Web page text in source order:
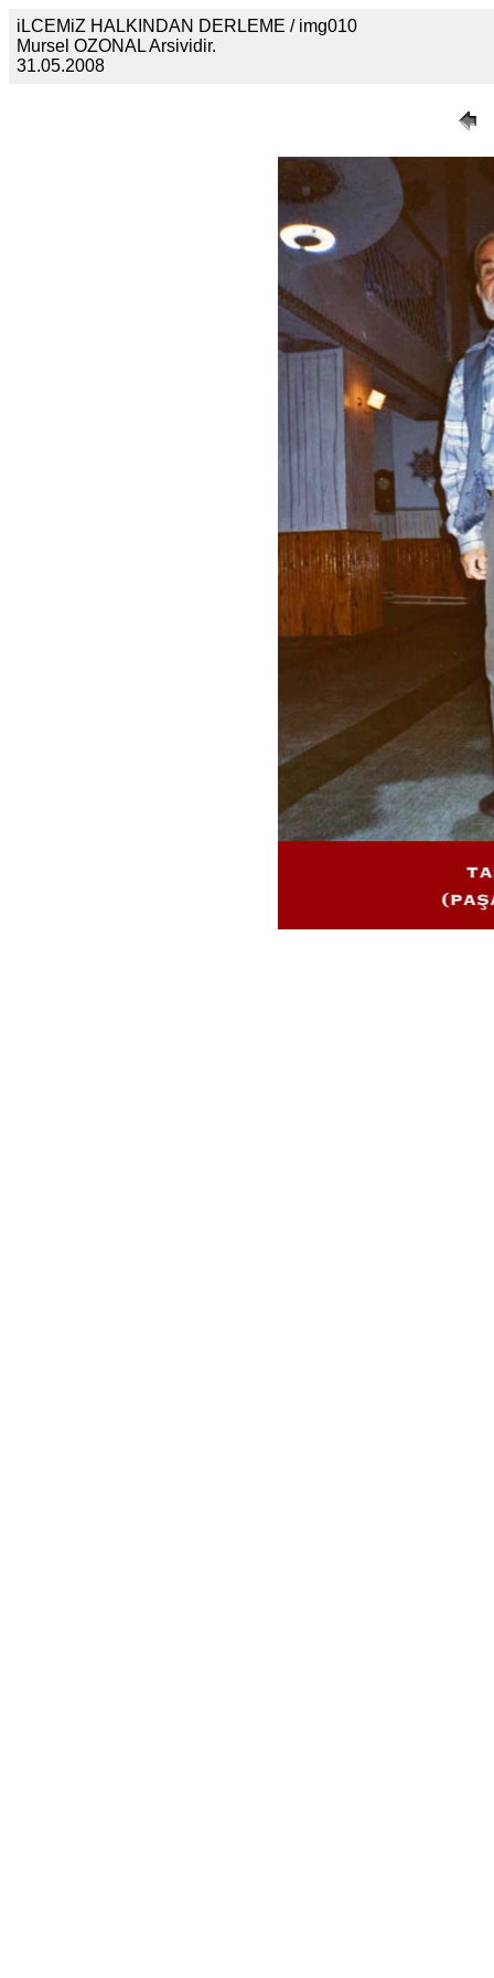
iLCEMiZ HALKINDAN DERLEME / img010
Mursel OZONAL Arsividir.
31.05.2008